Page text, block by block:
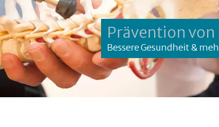
Prävention
Bessere Gesundheit &